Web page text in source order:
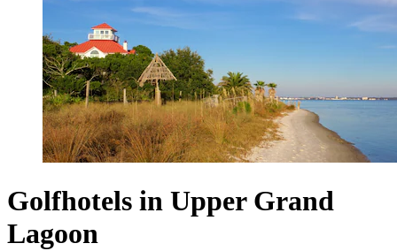
Golfhotels in Upper Grand
Lagoon